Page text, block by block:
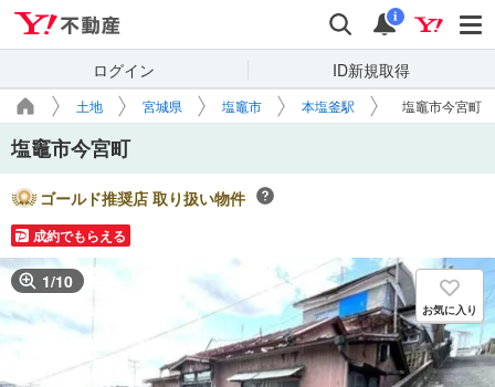
検索 通知
i
ログイン ID新規取得
土地 宮城県 塩竈市 本塩釜駅 塩竈市今宮町
塩竈市今宮町
ゴールド推奨店 取り扱い物件
成約でもらえる
1/10
お気に入り